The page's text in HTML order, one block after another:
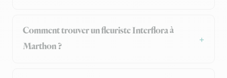
Comment trouver un fleuriste Interflora à
Marthon ?